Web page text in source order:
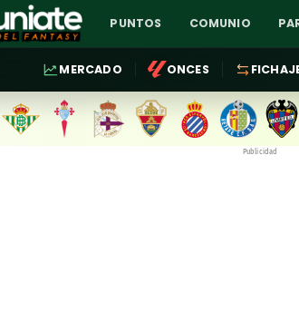
PUNTOS COMUNIO
MERCADO ONCES
Publicidad